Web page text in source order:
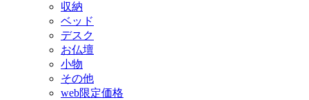
収納
ベッド
デスク
お仏壇
小物
その他
web限定価格